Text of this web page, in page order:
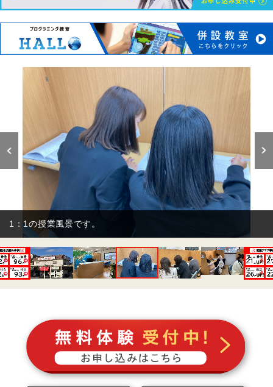
1：2の授業風景です。個別で丁寧に指導しています！